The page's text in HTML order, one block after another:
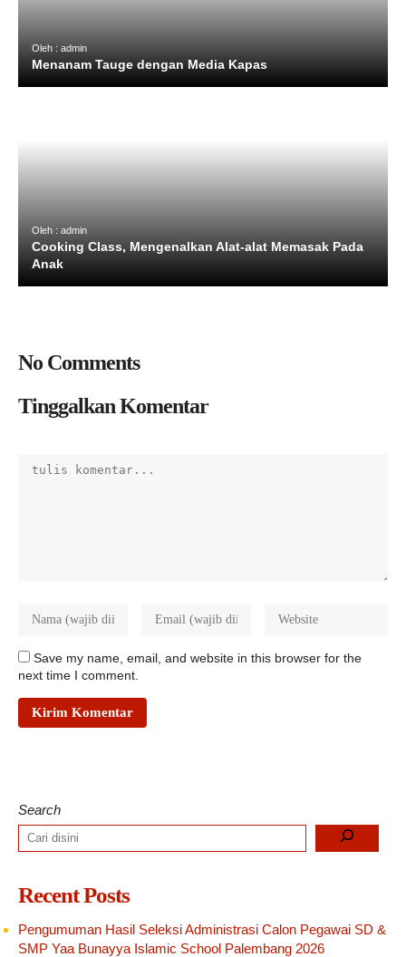
Oleh : admin
Menanam Tauge dengan Media Kapas
Oleh : admin
Cooking Class, Mengenalkan Alat-alat Memasak Pada
Anak
No Comments
Tinggalkan Komentar
Save my name, email, and website in this browser for the
next time I comment.
Search
Recent Posts
Pengumuman Hasil Seleksi Administrasi Calon Pegawai SD &
SMP Yaa Bunayya Islamic School Palembang 2026